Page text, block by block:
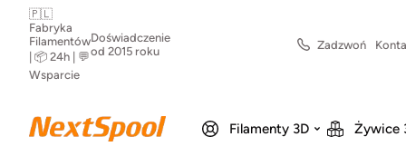
🇵🇱
Fabryka
Filamentów
| 📦 24h | 💬
Wsparcie
Doświadczenie
od 2015 roku
Zadzwoń
Filamenty 3D Żywice